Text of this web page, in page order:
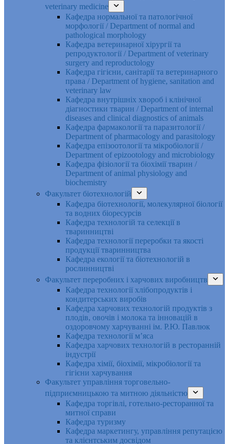
veterinary medicine
Кафедра нормальної та патологічної
морфології / Department of normal and
pathological morphology
Кафедра ветеринарної хірургії та
репродуктології / Department of veterinary
surgery and reproductology
Кафедра гігієни, санітарії та ветеринарного
права / Department of hygiene, sanitation and
veterinary law
Кафедра внутрішніх хвороб і клінічної
діагностики тварин / Department of internal
diseases and clinical diagnostics of animals
Кафедра фармакології та паразитології /
Department of pharmacology and parasitology
Кафедра епізоотології та мікробіології /
Department of epizootology and microbiology
Кафедра фізіології та біохімії тварин /
Department of animal physiology and
biochemistry
Факультет біотехнологій
Кафедра біотехнології, молекулярної біології
та водних біоресурсів
Кафедра технологій та селекції в
тваринництві
Кафедра технології переробки та якості
продукції тваринництва
Кафедра екології та біотехнологій в
рослинництві
Факультет переробних і харчових виробництв
Кафедра технології хлібопродуктів і
кондитерських виробів
Кафедра харчових технологій продуктів з
плодів, овочів і молока та інновацій в
оздоровчому харчуванні ім. Р.Ю. Павлюк
Кафедра технології м’яса
Кафедра харчових технологій в ресторанній
індустрії
Кафедра хімії, біохімії, мікробіології та
гігієни харчування
Факультет управління торговельно-
підприємницькою та митною діяльністю
Кафедра торгівлі, готельно-ресторанної та
митної справи
Кафедра туризму
Кафедра маркетингу, управління репутацією
та клієнтським досвідом